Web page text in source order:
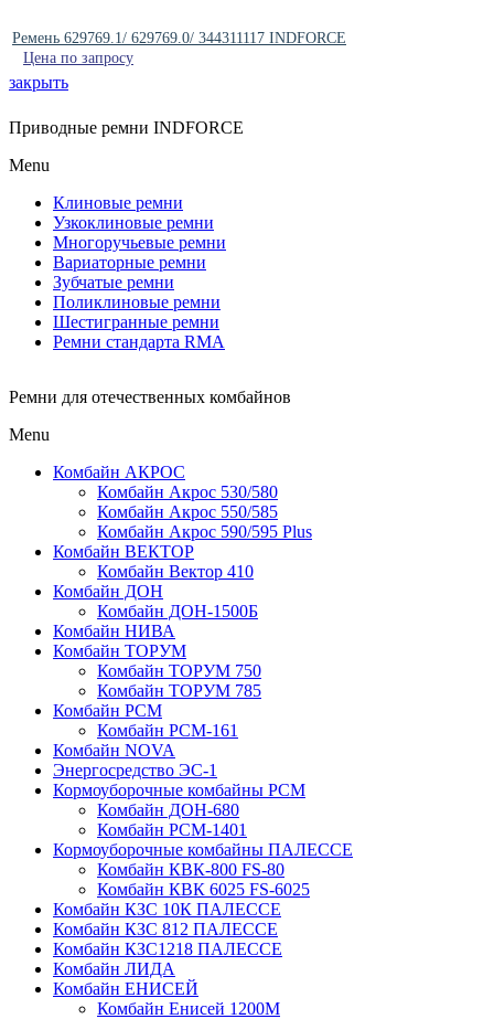
Ремень 629769.1/ 629769.0/ 344311117 INDFORCE
Цена по запросу
закрыть
Приводные ремни INDFORCE
Menu
Клиновые ремни
Узкоклиновые ремни
Многоручьевые ремни
Вариаторные ремни
Зубчатые ремни
Поликлиновые ремни
Шестигранные ремни
Ремни стандарта RMA
Ремни для отечественных комбайнов
Menu
Комбайн АКРОС
Комбайн Акрос 530/580
Комбайн Акрос 550/585
Комбайн Акрос 590/595 Plus
Комбайн ВЕКТОР
Комбайн Вектор 410
Комбайн ДОН
Комбайн ДОН-1500Б
Комбайн НИВА
Комбайн ТОРУМ
Комбайн ТОРУМ 750
Комбайн ТОРУМ 785
Комбайн РСМ
Комбайн РСМ-161
Комбайн NOVA
Энергосредство ЭС-1
Кормоуборочные комбайны РСМ
Комбайн ДОН-680
Комбайн РСМ-1401
Кормоуборочные комбайны ПАЛЕССЕ
Комбайн КВК-800 FS-80
Комбайн КВК 6025 FS-6025
Комбайн КЗС 10К ПАЛЕССЕ
Комбайн КЗС 812 ПАЛЕССЕ
Комбайн КЗС1218 ПАЛЕССЕ
Комбайн ЛИДА
Комбайн ЕНИСЕЙ
Комбайн Енисей 1200М